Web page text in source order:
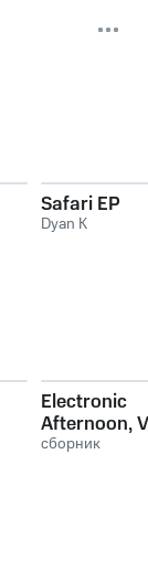
Safari EP
Dyan K
Electronic
Afternoon,
сборник